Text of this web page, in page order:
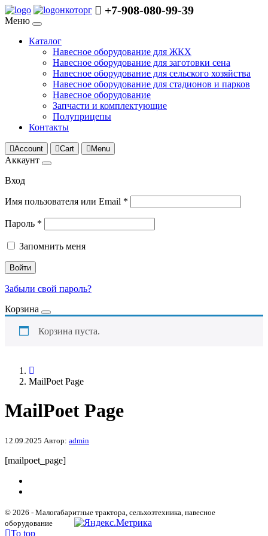
нкоторг +7-908-080-99-39
Меню
Каталог
Навесное оборудование для ЖКХ
Навесное оборудование для заготовки сена
Навесное оборудование для сельского хозяйства
Навесное оборудование для стадионов и парков
Навесное оборудование
Запчасти и комплектующие
Полуприцепы
Контакты
Account Cart Menu
Аккаунт
Вход
Имя пользователя или Email *
Пароль *
Запомнить меня
Войти
Забыли свой пароль?
Корзина
Корзина пуста.
MailPoet Page
MailPoet Page
12.09.2025 Автор: admin
[mailpoet_page]
© 2026 - Малогабаритные трактора, сельхозтехника, навесное
оборудование
To top